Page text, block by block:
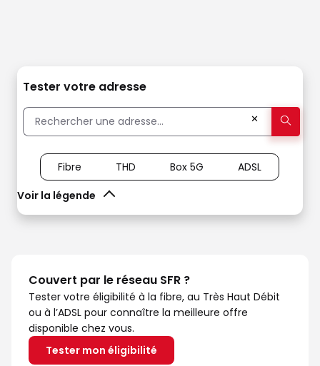
Tester votre adresse
✕
Voir la légende
Fibre THD Box 5G ADSL
Couvert par le réseau SFR ?
Tester votre éligibilité à la fibre, au Très Haut Débit
ou à l’ADSL pour connaître la meilleure offre
disponible chez vous.
Tester mon éligibilité